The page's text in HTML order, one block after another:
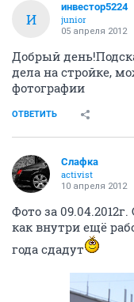
И
инвестор5224
junior
05 апреля 2012
Добрый
дела на стройке,
фотографии
ОТВЕТИТЬ
Слафка
activist
10 апреля 2012
Фото за
как внутри ещё
года сдадут